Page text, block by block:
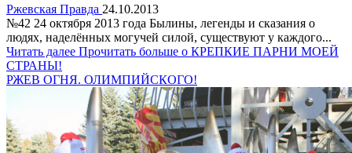
Ржевская Правда 24.10.2013
№42 24 октября 2013 года Былины, легенды и сказания о
людях, наделённых могучей силой, существуют у каждого...
Читать далее Прочитать больше о КРЕПКИЕ ПАРНИ МОЕЙ
СТРАНЫ!
РЖЕВ ОГНЯ. ОЛИМПИЙСКОГО!